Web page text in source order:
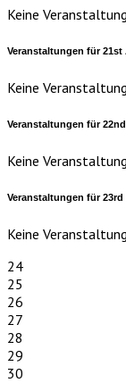
Keine
Veranstaltungen für21st
Keine
Veranstaltungen für22nd
Keine
Veranstaltungen für23rd
Keine
24
25
26
27
28
29
30